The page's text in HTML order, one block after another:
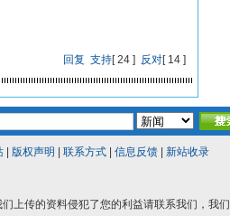
回复 支持[24 ] 反对[14 ]
| 版权声明 联系方式| 信息反馈| 新站收录
上传的资料侵犯了您的利益请联系我们，我们